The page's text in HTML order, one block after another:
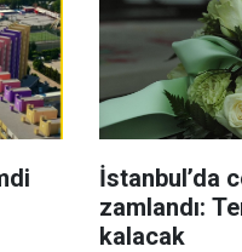
İstanbul’da
zamlandı:
kalacak